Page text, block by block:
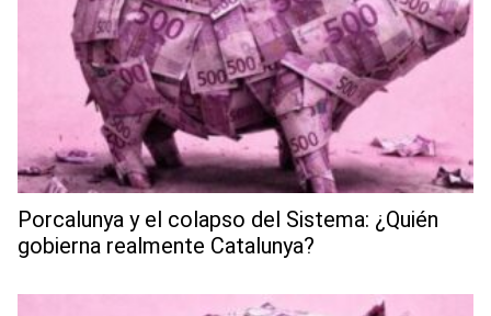
Porcalunya y el colapso del Sistema: ¿Quién
gobierna realmente Catalunya?